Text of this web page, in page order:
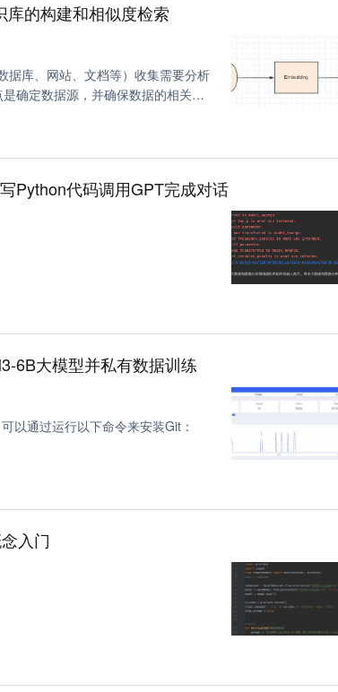
c++ (3)
编程 (3)
c 语言 (2)
(2)
库的构建和相似度检索
确定数据源，并确保数据的相关性
Python代码调用GPT完成对话
6B大模型并私有数据训练
以通过运行以下命令来安装Git：
入门